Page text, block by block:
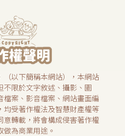
（以下簡稱本網站），本網站
不限於文字敘述、攝影、圖
檔案、影音檔案、網站畫面編
均受著作權法及智慧財產權等
意轉載，將會構成侵害著作權
為商業用途。